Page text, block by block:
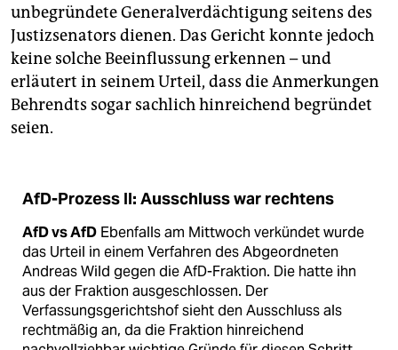
unbegründete Generalverdächtigung seitens des
Justizsenators dienen. Das Gericht konnte jedoch
keine solche Beeinflussung erkennen – und
erläutert in seinem Urteil, dass die Anmerkungen
Behrendts sogar sachlich hinreichend begründet
seien.
AfD-Prozess II: Ausschluss war rechtens
AfD vs AfD Ebenfalls am Mittwoch verkündet wurde
das Urteil in einem Verfahren des Abgeordneten
Andreas Wild gegen die AfD-Fraktion. Die hatte ihn
aus der Fraktion ausgeschlossen. Der
Verfassungsgerichtshof sieht den Ausschluss als
rechtmäßig an, da die Fraktion hinreichend